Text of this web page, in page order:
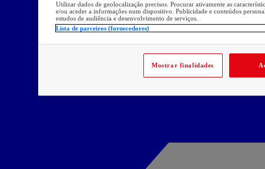
Utilizar dados de geolocalização precisos. Procurar ativamente as
e/ou aceder a informações num dispositivo. Publicidade e conteúdos
estudos de audiência e desenvolvimento de serviços.
Lista de parceiros (fornecedores)
Mostrar finalidades